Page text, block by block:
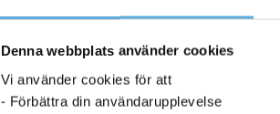
Denna webbplats använder cookies
Vi använder cookies för att
- Förbättra din användarupplevelse
94100933